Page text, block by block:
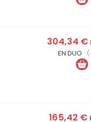
304,34 €
EN DUO
165,42 €